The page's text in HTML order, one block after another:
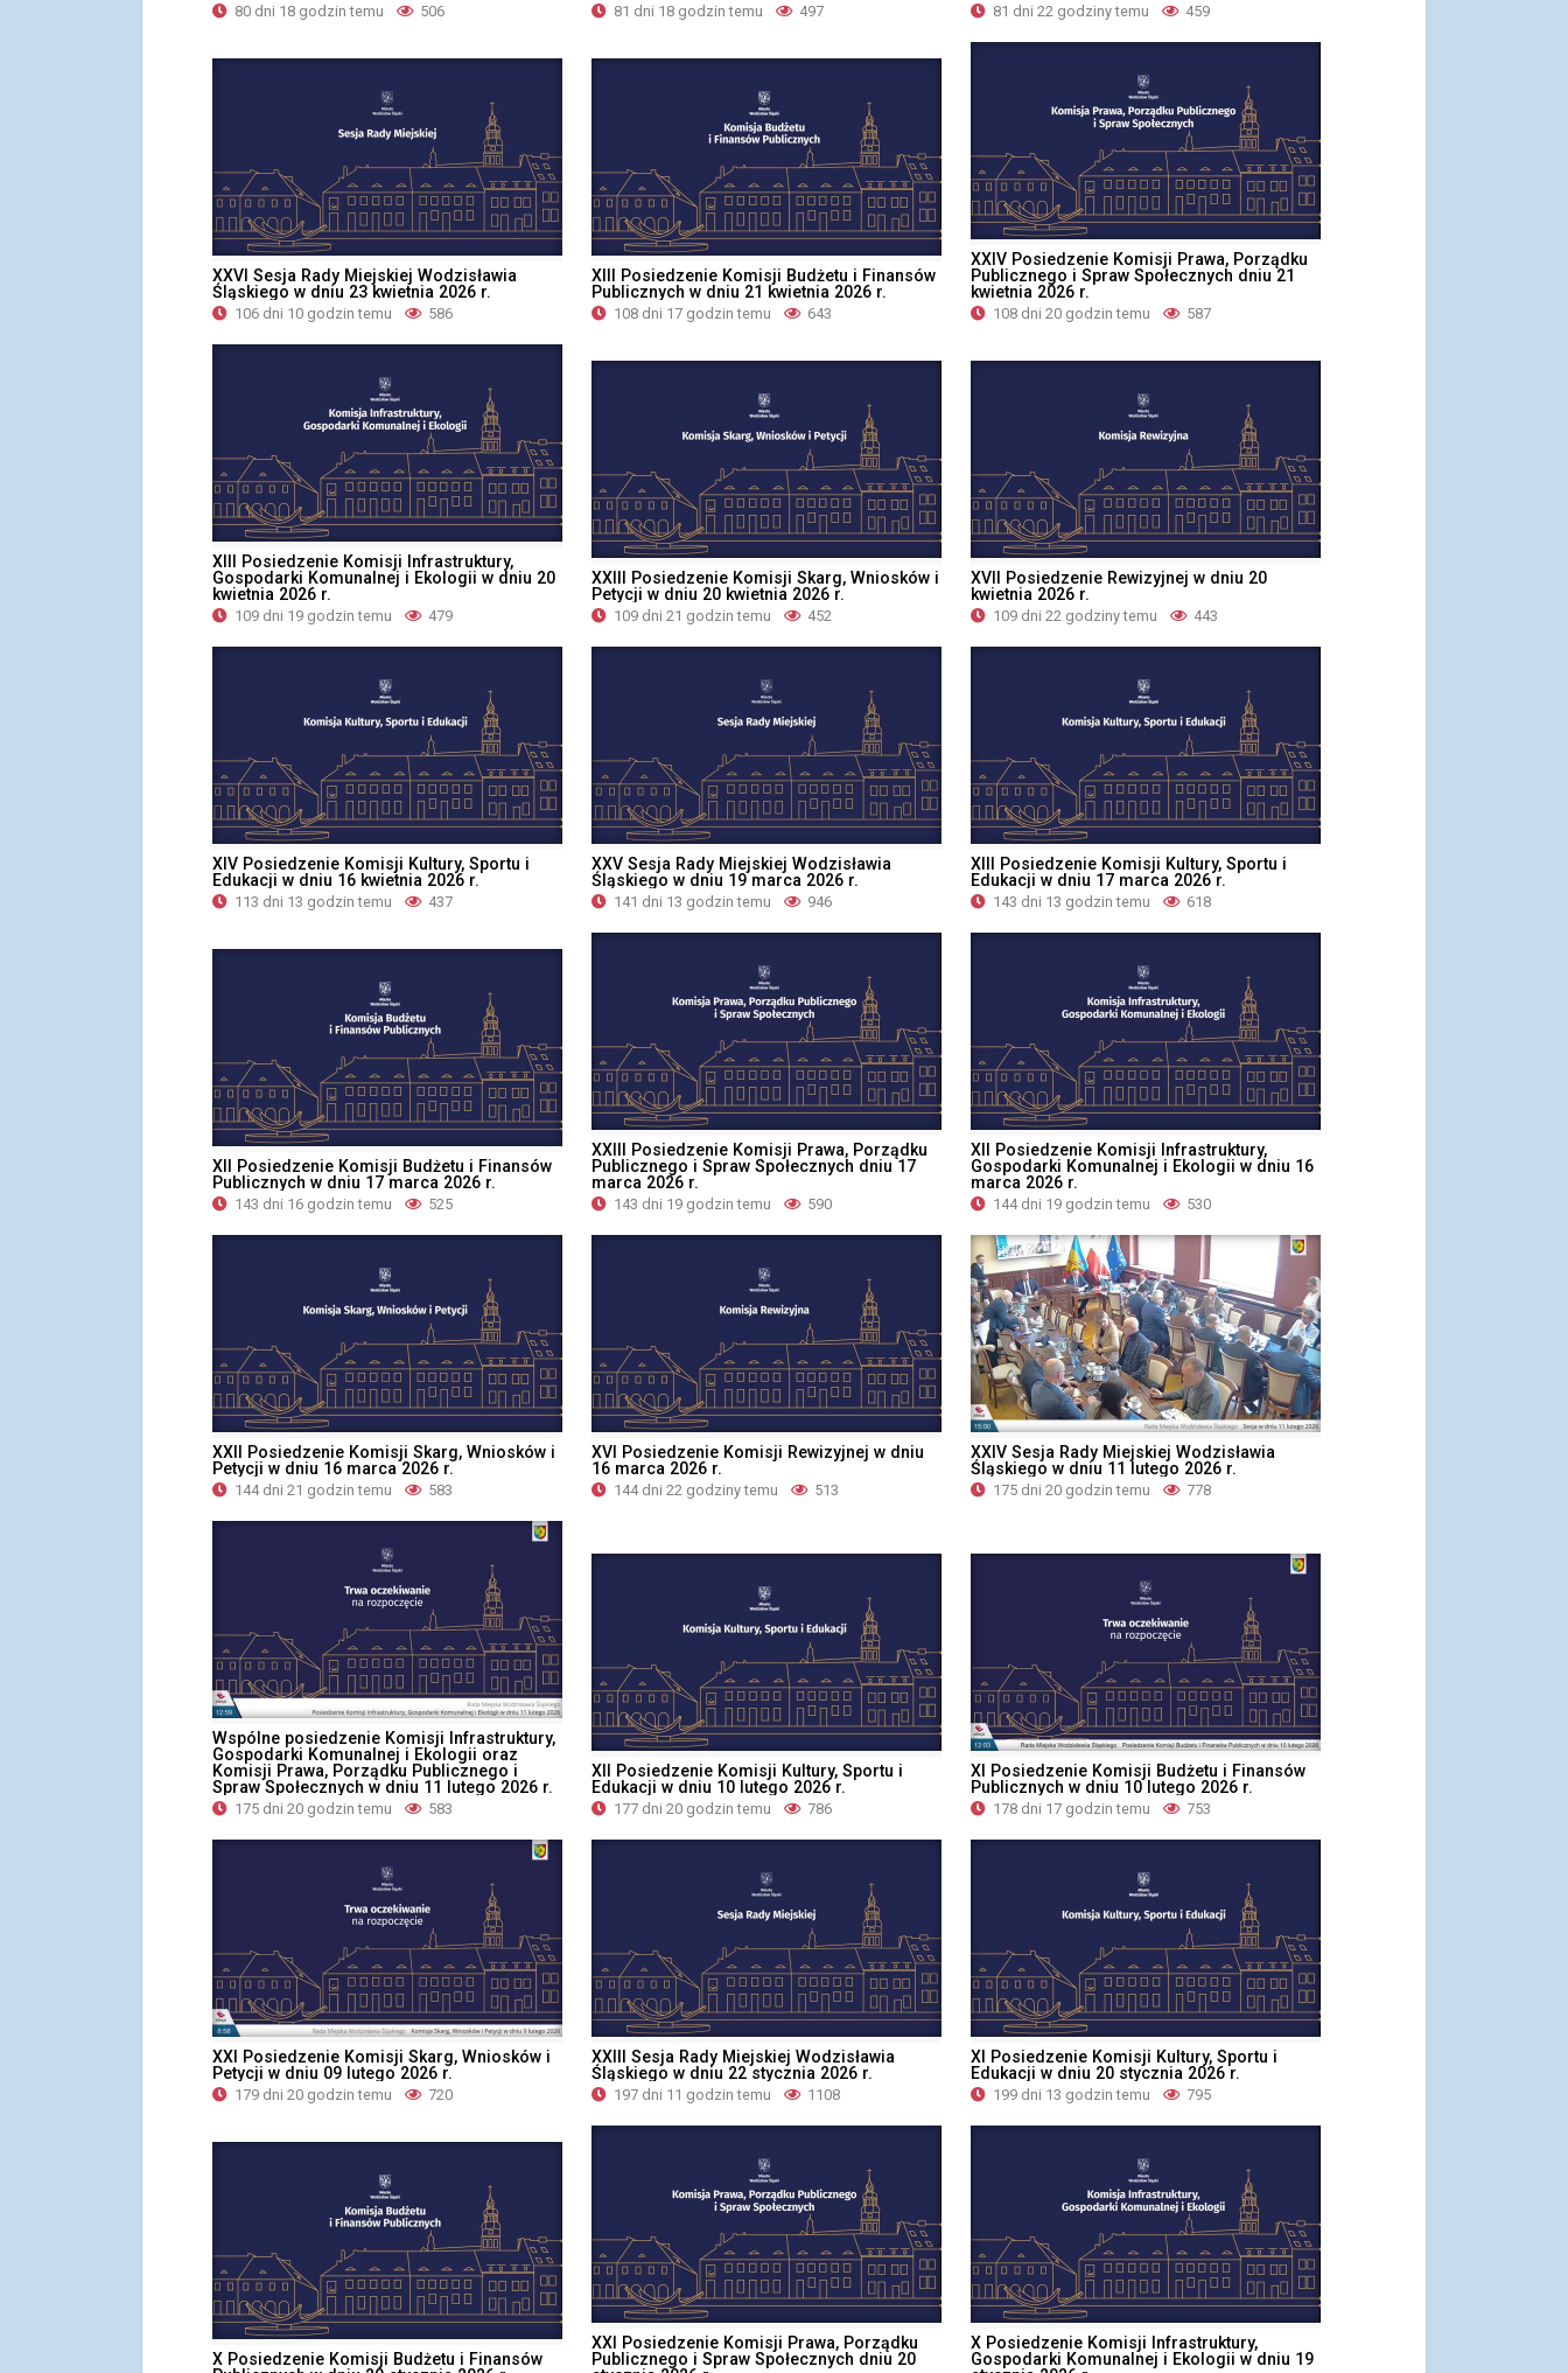
80 dni 18 godzin temu 506 81 dni 18 godzin temu 497 81 dni 22 godziny temu 459
XXVI Sesja Rady Miejskiej Wodzisławia
Śląskiego w dniu 23 kwietnia 2026 r.
106 dni 10 godzin temu 586
XIII Posiedzenie Komisji Budżetu i Finansów
Publicznych w dniu 21 kwietnia 2026 r.
108 dni 17 godzin temu 643
XXIV Posiedzenie Komisji Prawa, Porządku
Publicznego i Spraw Społecznych dniu 21
kwietnia 2026 r.
108 dni 20 godzin temu 587
XIII Posiedzenie Komisji Infrastruktury,
Gospodarki Komunalnej i Ekologii w dniu 20
kwietnia 2026 r.
109 dni 19 godzin temu 479
XXIII Posiedzenie Komisji Skarg, Wniosków i
Petycji w dniu 20 kwietnia 2026 r.
109 dni 21 godzin temu 452
XVII Posiedzenie Rewizyjnej w dniu 20
kwietnia 2026 r.
109 dni 22 godziny temu 443
XIV Posiedzenie Komisji Kultury, Sportu i
Edukacji w dniu 16 kwietnia 2026 r.
113 dni 13 godzin temu 437
XXV Sesja Rady Miejskiej Wodzisławia
Śląskiego w dniu 19 marca 2026 r.
141 dni 13 godzin temu 946
XIII Posiedzenie Komisji Kultury, Sportu i
Edukacji w dniu 17 marca 2026 r.
143 dni 13 godzin temu 618
XII Posiedzenie Komisji Budżetu i Finansów
Publicznych w dniu 17 marca 2026 r.
143 dni 16 godzin temu 525
XXIII Posiedzenie Komisji Prawa, Porządku
Publicznego i Spraw Społecznych dniu 17
marca 2026 r.
143 dni 19 godzin temu 590
XII Posiedzenie Komisji Infrastruktury,
Gospodarki Komunalnej i Ekologii w dniu 16
marca 2026 r.
144 dni 19 godzin temu 530
XXII Posiedzenie Komisji Skarg, Wniosków i
Petycji w dniu 16 marca 2026 r.
144 dni 21 godzin temu 583
XVI Posiedzenie Komisji Rewizyjnej w dniu
16 marca 2026 r.
144 dni 22 godziny temu 513
XXIV Sesja Rady Miejskiej Wodzisławia
Śląskiego w dniu 11 lutego 2026 r.
175 dni 20 godzin temu 778
Wspólne posiedzenie Komisji Infrastruktury,
Gospodarki Komunalnej i Ekologii oraz
Komisji Prawa, Porządku Publicznego i
Spraw Społecznych w dniu 11 lutego 2026 r.
175 dni 20 godzin temu 583
XII Posiedzenie Komisji Kultury, Sportu i
Edukacji w dniu 10 lutego 2026 r.
177 dni 20 godzin temu 786
XI Posiedzenie Komisji Budżetu i Finansów
Publicznych w dniu 10 lutego 2026 r.
178 dni 17 godzin temu 753
XXI Posiedzenie Komisji Skarg, Wniosków i
Petycji w dniu 09 lutego 2026 r.
179 dni 20 godzin temu 720
XXIII Sesja Rady Miejskiej Wodzisławia
Śląskiego w dniu 22 stycznia 2026 r.
197 dni 11 godzin temu 1108
XI Posiedzenie Komisji Kultury, Sportu i
Edukacji w dniu 20 stycznia 2026 r.
199 dni 13 godzin temu 795
X Posiedzenie Komisji Budżetu i Finansów
XXI Posiedzenie Komisji Prawa, Porządku
Publicznego i Spraw Społecznych dniu 20
X Posiedzenie Komisji Infrastruktury,
Gospodarki Komunalnej i Ekologii w dniu 19